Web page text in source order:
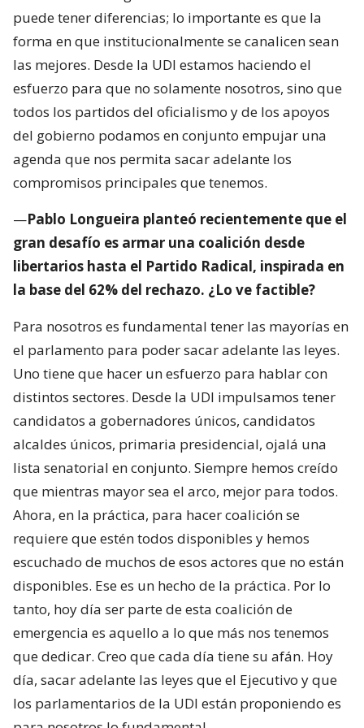
puede tener diferencias; lo importante es que la
forma en que institucionalmente se canalicen sean
las mejores. Desde la UDI estamos haciendo el
esfuerzo para que no solamente nosotros, sino que
todos los partidos del oficialismo y de los apoyos
del gobierno podamos en conjunto empujar una
agenda que nos permita sacar adelante los
compromisos principales que tenemos.
—Pablo Longueira planteó recientemente que el
gran desafío es armar una coalición desde
libertarios hasta el Partido Radical, inspirada en
la base del 62% del rechazo. ¿Lo ve factible?
Para nosotros es fundamental tener las mayorías en
el parlamento para poder sacar adelante las leyes.
Uno tiene que hacer un esfuerzo para hablar con
distintos sectores. Desde la UDI impulsamos tener
candidatos a gobernadores únicos, candidatos
alcaldes únicos, primaria presidencial, ojalá una
lista senatorial en conjunto. Siempre hemos creído
que mientras mayor sea el arco, mejor para todos.
Ahora, en la práctica, para hacer coalición se
requiere que estén todos disponibles y hemos
escuchado de muchos de esos actores que no están
disponibles. Ese es un hecho de la práctica. Por lo
tanto, hoy día ser parte de esta coalición de
emergencia es aquello a lo que más nos tenemos
que dedicar. Creo que cada día tiene su afán. Hoy
día, sacar adelante las leyes que el Ejecutivo y que
los parlamentarios de la UDI están proponiendo es